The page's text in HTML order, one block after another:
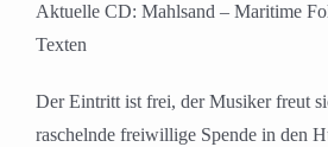
Aktuelle CD: Mahlsand – Maritime
Texten
Der Eintritt ist frei, der Musiker freut
raschelnde freiwillige Spende in den